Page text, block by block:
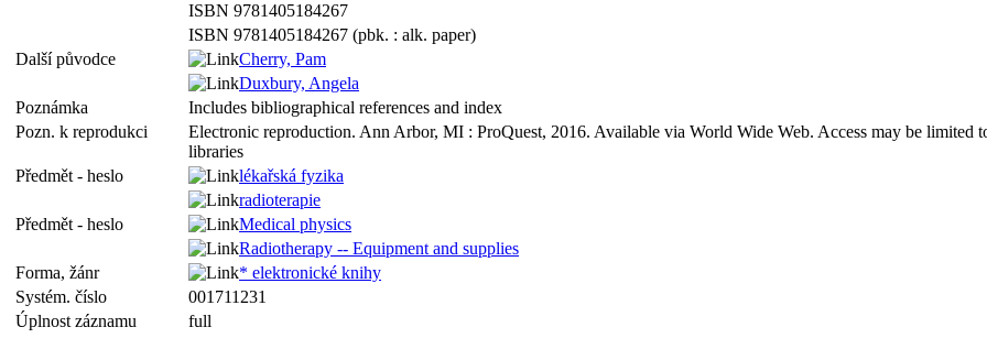
ISBN 9781405184267
ISBN 9781405184267 (pbk. : alk. paper)
Další původce
Cherry, Pam
Duxbury, Angela
Poznámka
Includes bibliographical references and index
Pozn. k reprodukci
Electronic reproduction. Ann Arbor, MI : ProQuest, 2016. Available via World Wide Web. Access may be limited
libraries
Předmět - heslo
lékařská fyzika
radioterapie
Předmět - heslo
Medical physics
Radiotherapy -- Equipment and supplies
Forma, žánr
* elektronické knihy
Systém. číslo
001711231
Úplnost záznamu
full